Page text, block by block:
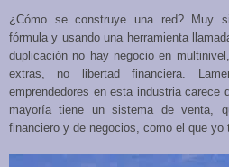
¿Cómo se construye una red? Muy
fórmula y usando una herramienta
duplicación no hay negocio en
extras, no libertad financiera.
emprendedores en esta industria carece
mayoría tiene un sistema de venta,
financiero y de negocios, como el que yo